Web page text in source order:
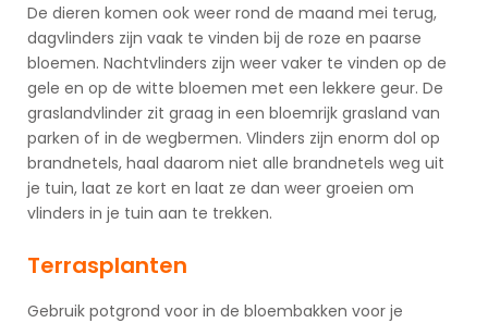
De dieren komen ook weer rond de maand mei terug,
dagvlinders zijn vaak te vinden bij de roze en paarse
bloemen. Nachtvlinders zijn weer vaker te vinden op de
gele en op de witte bloemen met een lekkere geur. De
graslandvlinder zit graag in een bloemrijk grasland van
parken of in de wegbermen. Vlinders zijn enorm dol op
brandnetels, haal daarom niet alle brandnetels weg uit
je tuin, laat ze kort en laat ze dan weer groeien om
vlinders in je tuin aan te trekken.
Terrasplanten
Gebruik potgrond voor in de bloembakken voor je